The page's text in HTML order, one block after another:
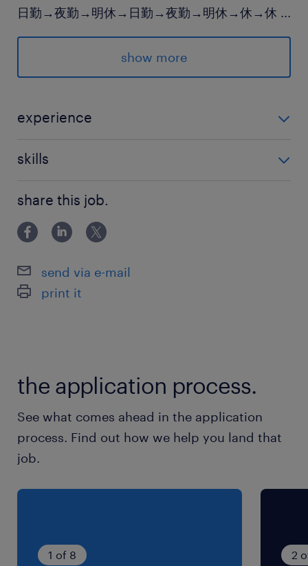
日勤→夜勤→明休→日勤→夜勤→明休→休→休 ...
この8日間繰り返しです！
■年２回の満期手当【最大２０万円】
待遇も最強！お気軽にご応募くださいね♪
派遣先の特徴
される機能性素材の製造・販売を行っています
最寄駅
JR両毛線／思川駅（車18分）
JR水戸線／玉戸駅（車21分）
日→夜→夜明け休→日→夜→夜明け休→休→休の
年始）
就業時間
（1）8:30-21:00（実働11時間30分・休憩60分）
※1ヶ月変形労働時間制／休憩時間：ご飯休憩45
show more
experience
経験が浅めの方や、ブランクありの方もOK！
skills
す）
・Excel（初級レベル）
に思ったら即問い合わせ♪詳しくお話伺わせていただき
ます！
share this job.
send via e-mail
print it
the application process.
See what comes ahead in the application
process. Find out how we help you land that
job.
1 of 8 2